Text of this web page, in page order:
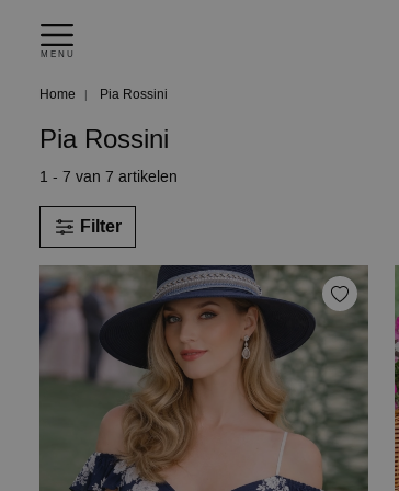
MENU
Home Pia Rossini
Pia Rossini
1 - 7 van 7 artikelen
Filter